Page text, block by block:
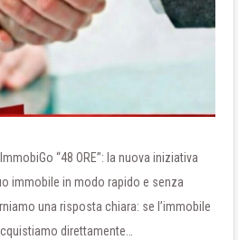
“48 ORE”: la nuova iniziativa
immobile in modo rapido e senza
una risposta chiara: se l’immobile
direttamente…